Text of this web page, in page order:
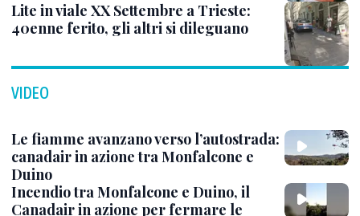
Lite in viale XX Settembre a Trieste:
40enne ferito, gli altri si dileguano
VIDEO
Le fiamme avanzano verso l’autostrada:
canadair in azione tra Monfalcone e
Duino
Incendio tra Monfalcone e Duino, il
Canadair in azione per fermare le